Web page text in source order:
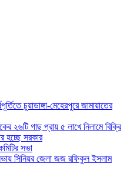
চুয়াডাঙ্গা-মেহেরপুরে জামায়াতের
২৬টি গাছ প্রায় ৫ লাখে নিলামে বিক্রি
হচ্ছে সরকার
সভা
সিনিয়র জেলা জজ রফিকুল ইসলাম